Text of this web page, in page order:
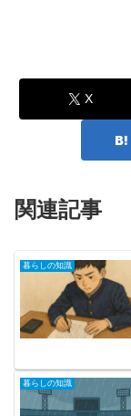
X
関連記事
暮らしの知識
暮らしの知識